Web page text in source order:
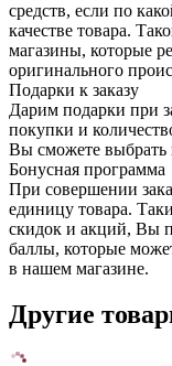
средств, если по
качестве товара.
магазины, которые
оригинального
Подарки к заказу
Дарим подарки при
покупки и
Вы сможете выбрать
Бонусная программа
При совершении
единицу товара.
скидок и акций, Вы
баллы, которые
в нашем магазине.
Другие